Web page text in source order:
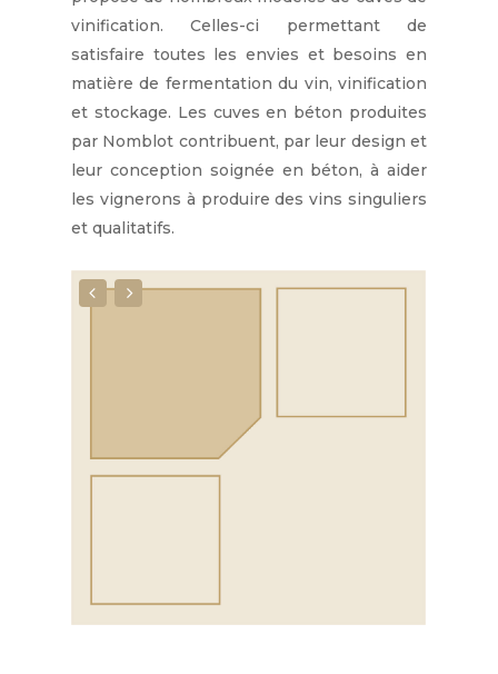
vinification. Celles-ci permettant de
satisfaire toutes les envies et besoins en
matière de fermentation du vin, vinification
et stockage. Les cuves en béton produites
par Nomblot contribuent, par leur design et
leur conception soignée en béton, à aider
les vignerons à produire des vins singuliers
et qualitatifs.